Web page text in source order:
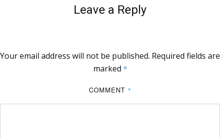
Leave a Reply
Your email address will not be published. Required fields are
marked *
COMMENT *